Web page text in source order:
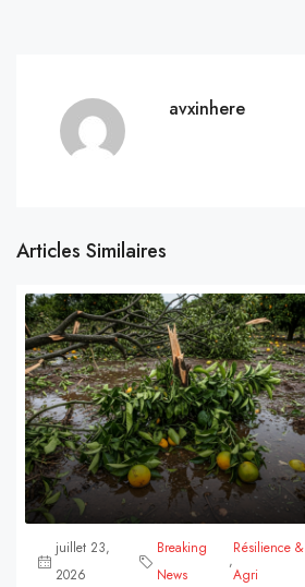
avxinhere
Articles Similaires
juillet 23,
2026
Breaking
News
,
Résilience &
Agri